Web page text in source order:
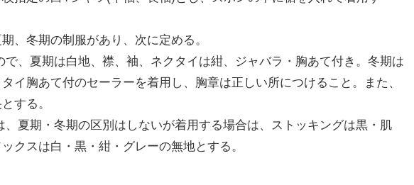
、冬期の制服があり、次に定める。
、夏期は白地、襟、袖、ネクタイは紺、ジャバラ・胸あて付き。冬期は
イ胸あて付のセーラーを着用し、胸章は正しい所につけること。また、
する。
夏期・冬期の区別はしないが着用する場合は、ストッキングは黒・肌
クスは白・黒・紺・グレーの無地とする。